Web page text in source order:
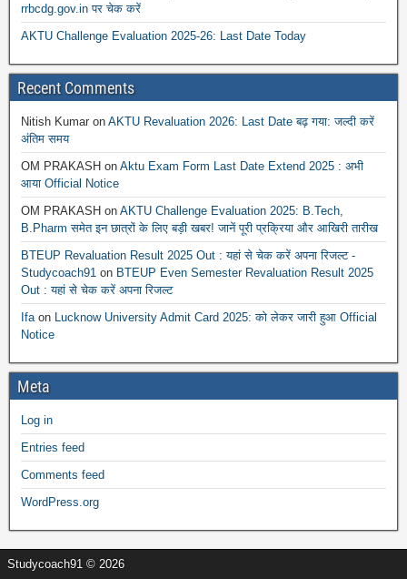
rrbcdg.gov.in पर चेक करें
AKTU Challenge Evaluation 2025-26: Last Date Today
Recent Comments
Nitish Kumar on AKTU Revaluation 2026: Last Date बढ़ गया: जल्दी करें
अंतिम समय
OM PRAKASH on Aktu Exam Form Last Date Extend 2025 : अभी
आया Official Notice
OM PRAKASH on AKTU Challenge Evaluation 2025: B.Tech,
B.Pharm समेत इन छात्रों के लिए बड़ी खबर! जानें पूरी प्रक्रिया और आखिरी तारीख
BTEUP Revaluation Result 2025 Out : यहां से चेक करें अपना रिजल्ट -
Studycoach91 on BTEUP Even Semester Revaluation Result 2025
Out : यहां से चेक करें अपना रिजल्ट
Ifa on Lucknow University Admit Card 2025: को लेकर जारी हुआ Official
Notice
Meta
Log in
Entries feed
Comments feed
WordPress.org
Studycoach91 © 2026